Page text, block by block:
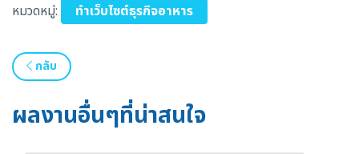
หมวดหมู่: ทำเว็บไซต์ธุรกิจอาหาร
กลับ
ผลงานอื่นๆที่น่าสนใจ